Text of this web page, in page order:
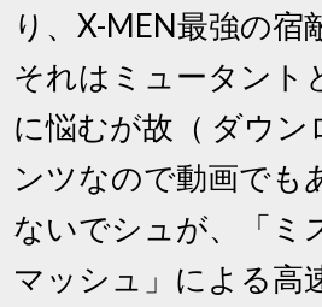
り、X-MEN最強の宿
それはミュータント
に悩むが故（ ダウン
ンツなので動画でも
ないでシュが、「ミ
マッシュ」による高